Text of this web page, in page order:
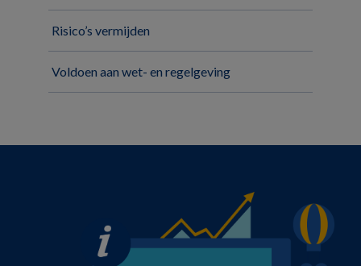
Risico’s vermijden
Voldoen aan wet- en regelgeving